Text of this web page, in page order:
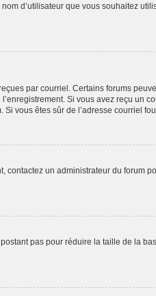
d’utilisateur que vous souhaitez
par courriel. Certains forums
Si vous avez reçu un
vous êtes sûr de l’adresse courriel
un administrateur du forum
pas pour réduire la taille de la